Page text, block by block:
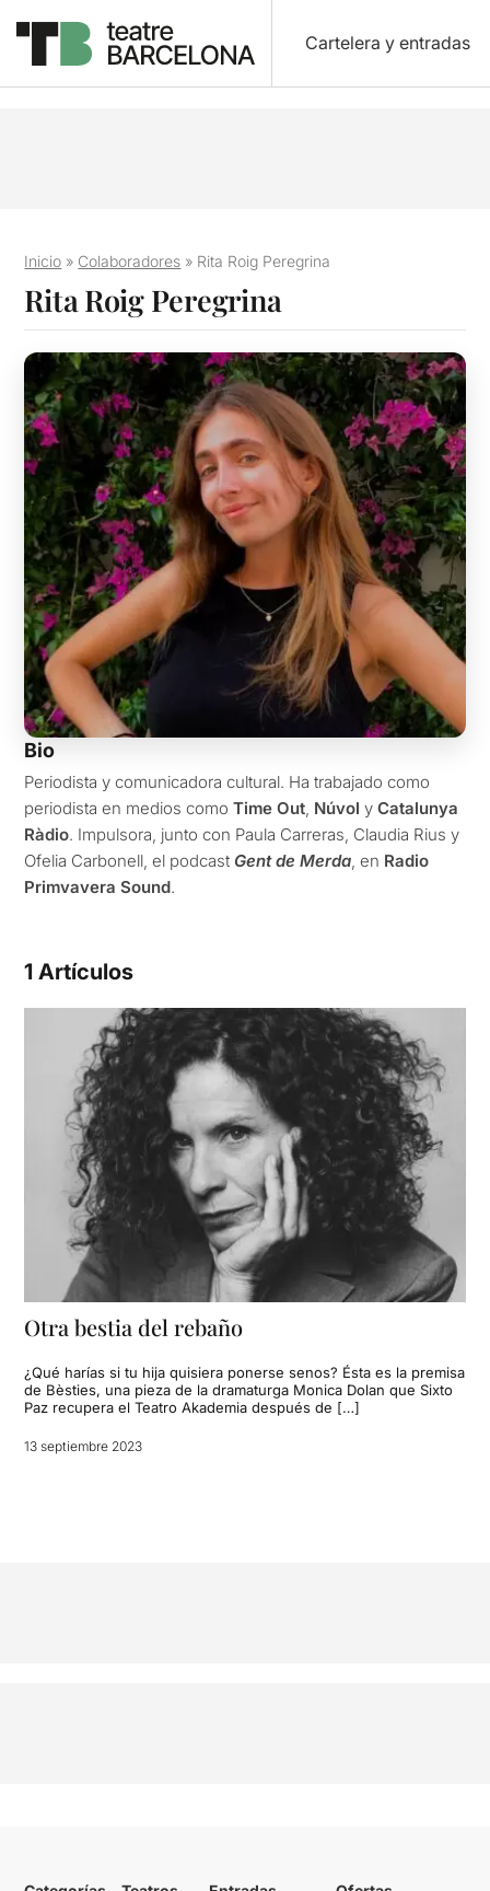
Cartelera y entradas
Inicio » Colaboradores » Rita Roig Peregrina
Rita Roig Peregrina
Bio
Periodista y comunicadora cultural. Ha trabajado como
periodista en medios comoTime Out Núvol yCatalunya
Ràdio. Impulsora, junto con Paula Carreras, Claudia Rius y
Ofelia Carbonell, el podcast Gent de Merda , en Radio
Primvavera Sound.
1 Artículos
Otra bestia del rebaño
¿Qué harías si tu hija quisiera ponerse senos? Ésta es la premisa
de Bèsties, una pieza de la dramaturga Monica Dolan que Sixto
Paz recupera el Teatro Akademia después de […]
13 septiembre 2023